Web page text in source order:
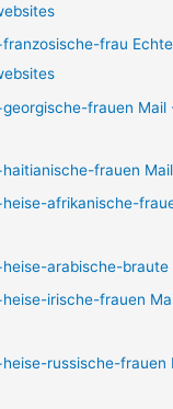
frau Echte
frauen Mail
frauen
afrikanische-
arabische-braute
irische-frauen
russische-frauen